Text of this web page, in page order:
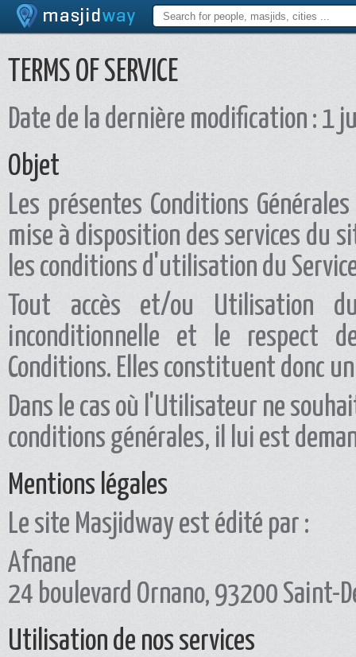
TERMS OF SERVICE
Date de la dernière modification : 1
Objet
Les présentes Conditions
mise à disposition des services du
les conditions d'utilisation du
Tout accès et/ou Utilisation
inconditionnelle et le respect
Conditions. Elles constituent donc
Dans le cas où l'Utilisateur ne
conditions générales, il lui est
Mentions légales
Le site Masjidway est édité par :
Afnane
24 boulevard Ornano, 93200 Saint-
Utilisation de nos services